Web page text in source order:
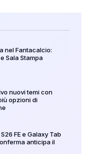
nel Fantacalcio:
Sala Stampa
nuovi temi con
opzioni di
FE e Galaxy Tab
anticipa il